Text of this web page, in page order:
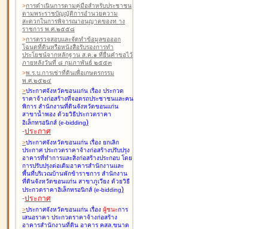
>การดำเนินการตามคู่มือสำหรับประชาชน
ตามพระราชบัญญัติการอำนวยความ
สะดวกในการพิจารณาอนุญาตของท าง
ราชการ พ.ศ.๒๕๕๘
>การตรวจสอบและจัดทำข้อมูลขอออก
โฉนดที่ดินหรือหนังสือรับรองการทำ
ประโยชน์จากหลักฐาน ส.ค.๑ ที่ยื่นคำขอไว้
ภายหลังวันที่ ๘ กุมภาพันธ์ ๒๕๕๓
>พ.ร.บ.การเช่าที่ดินเพื่อเกษตรกรรม
พ.ศ.๒๕๒๔
>ประกาศจังหวัดขอนแก่น เรื่อง ประกวด
ราคาจ้างก่อสร้างที่จอดรถประชาชนและคน
พิการ สำนักงานที่ดินจังหวัดขอนแก่น
สาขาน้ำพอง ด้วยวิธีประกวดราคา
อิเล็กทรอนิกส์ (e-bidding)
-ประกาศ
>ประกาศจังหวัดขอนแก่น เรื่อง ยกเลิก
ประกาศ ประกวดราคาจ้างก่อสร้างปรับปรุง
อาคารที่ทำการและสิ่งก่อสร้างประกอบ โดย
การปรับปรุงต่อเติมอาคารสำนักงานและ
พื้นที่บริเวณบ้านพักข้าราชการ สำนักงาน
ที่ดินจังหวัดขอนแก่น สาขาภูเวียง ด้วยวิธี
ประกวดราคาอิเล็กทรอนิกส์ (e-bidding)
-ประกาศ
>ประกาศจังหวัดขอนแก่น เรื่อง ผู้ชนะการ
เสนอราคา ประกวดราคาจ้างก่อสร้าง
อาคารสำนักงานที่ดิน อาคาร คสล.ขนาด